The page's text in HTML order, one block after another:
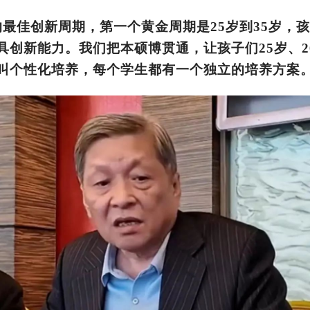
佳创新周期，第一个黄金周期是25岁到35岁，
创新能力。我们把本硕博贯通，让孩子们25岁、
个性化培养，每个学生都有一个独立的培养方案